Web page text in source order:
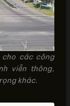
các công
viễn thông,
khác.